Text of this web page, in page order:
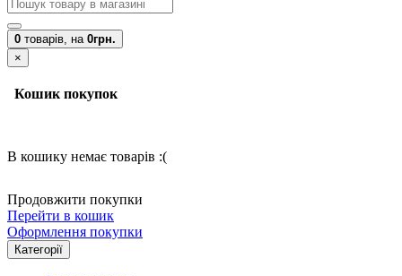
0 товарів, на 0грн.
×
Кошик покупок
В кошику немає товарів :(
Продовжити покупки
Перейти в кошик
Оформлення покупки
Категорії